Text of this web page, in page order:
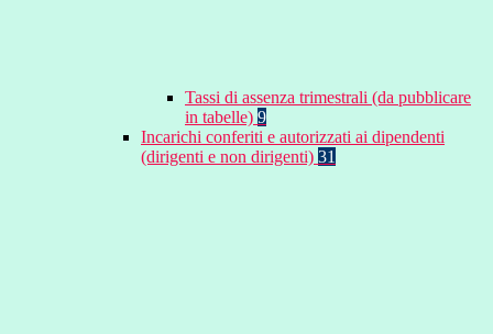
Tassi di assenza trimestrali (da pubblicare
in tabelle) 9
Incarichi conferiti e autorizzati ai dipendenti
(dirigenti e non dirigenti) 31